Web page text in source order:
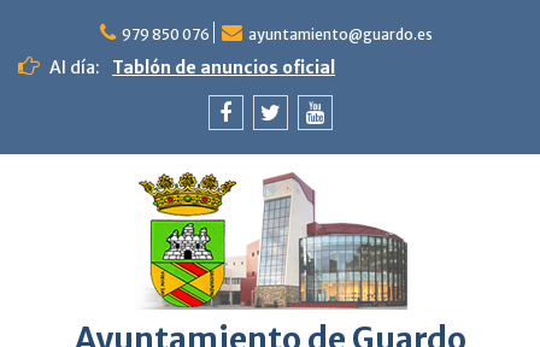
contenido
979 850 076 ayuntamiento@guardo.es
Al día: Tablón de anuncios oficial